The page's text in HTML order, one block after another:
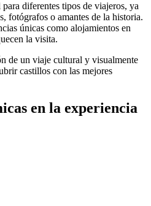
diferentes tipos de viajeros, ya
fotógrafos o amantes de la historia.
únicas como alojamientos en
la visita.
de un viaje cultural y visualmente
castillos con las mejores
en la experiencia